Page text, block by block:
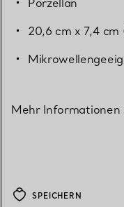
Porzellan
20,6 cm x 7,4 cm
Mehr Informationen
SPEICHERN